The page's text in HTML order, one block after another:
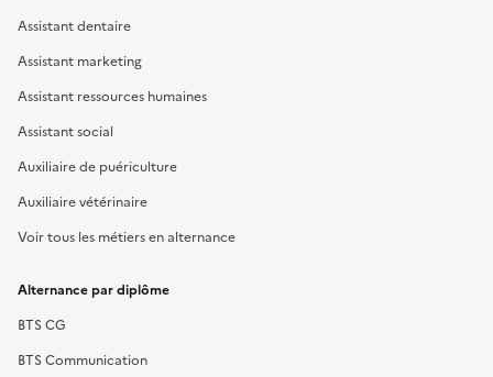
Assistant dentaire
Assistant marketing
Assistant ressources humaines
Assistant social
Auxiliaire de puériculture
Auxiliaire vétérinaire
Voir tous les métiers en alternance
Alternance par diplôme
BTS CG
BTS Communication